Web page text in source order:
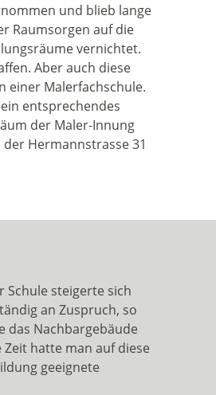
und blieb lange
Raumsorgen auf die
vernichtet.
Aber auch diese
einer Malerfachschule.
entsprechendes
der Maler-Innung
Hermannstrasse 31
Schule steigerte sich
an Zuspruch, so
das Nachbargebäude
hatte man auf diese
geeignete